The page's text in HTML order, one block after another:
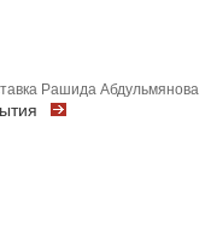
Рашида Абдульмянова